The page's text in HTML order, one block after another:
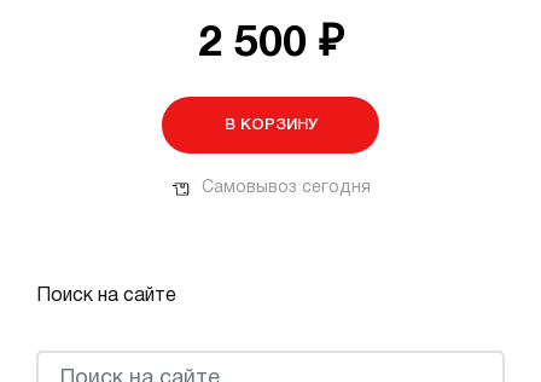
2 500 ₽
В КОРЗИНУ
Самовывоз сегодня
Поиск на сайте